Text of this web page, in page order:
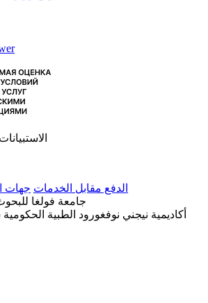
الدفع مقابل الخدمات جهات
© 2009-2023 جامعة فولغا
أكاديمية نيجني نوفغورود الطبية